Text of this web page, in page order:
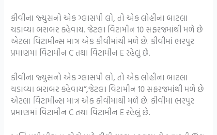
કીવીના જ્યુસનો એક ગ્લાસપી લો, તો એક લોહીના બાટલા
ચડાવ્યા બરાબર કહેવાય. જેટલા વિટામીન 10 સફરજમાંથી મળે છે
એટલા વિટામીન્સ માત્ર એક કીવીમાંથી મળે છે. કીવીમાં ભરપુર
પ્રમાણમાં વિટામીન C તથા વિટામીન E રહેલું છે.
કીવીના જ્યુસનો એક ગ્લાસપી લો, તો એક લોહીના બાટલા
ચડાવ્યા બરાબર કહેવાય”,જેટલા વિટામીન 10 સફરજમાંથી મળે છે
એટલા વિટામીન્સ માત્ર એક કીવીમાંથી મળે છે. કીવીમાં ભરપુર
પ્રમાણમાં વિટામીન C તથા વિટામીન E રહેલું છે.